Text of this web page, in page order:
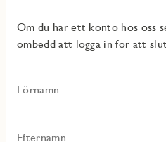
Om du har ett konto hos oss
ombedd att logga in för att
Förnamn
Efternamn